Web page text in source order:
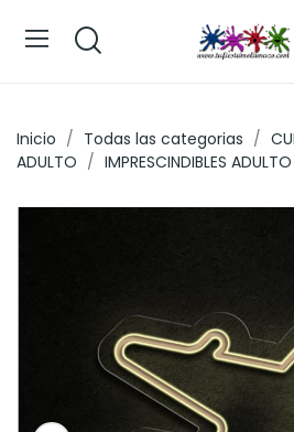
Inicio Todas las categorias
ADULTO
IMPRESCINDIBLES ADULTO